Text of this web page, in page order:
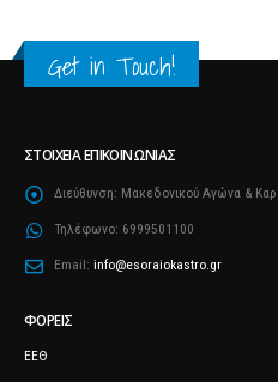
Get in Touch!
ΣΤΟΙΧΕΊΑ ΕΠΙΚΟΙΝΩΝΊΑΣ
Διεύθυνση: Μακεδονικού Αγώνα &
Τηλέφωνο: 6999501100
Email: info@esoraiokastro.gr
ΦΟΡΕΊΣ
ΕΕΘ